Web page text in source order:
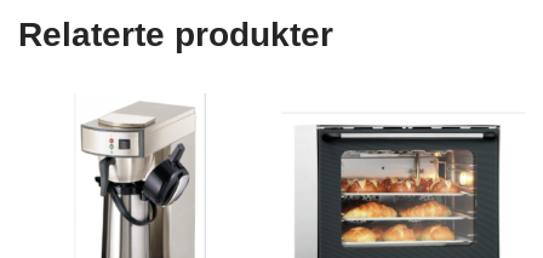
Relaterte produkter